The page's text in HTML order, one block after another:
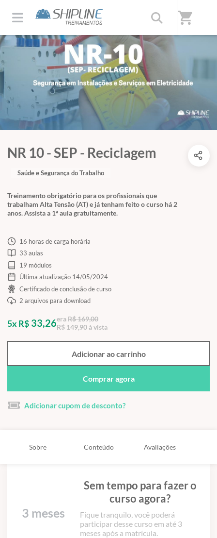
shopping_cart
NR 10 - SEP - Reciclagem
Treinamento obrigatório para os profissionais que
trabalham Alta Tensão (AT) e já tenham feito o curso há 2
anos. Assista a 1ª aula gratuitamente.
Saúde e Segurança do Trabalho
16 horas de carga horária
33 aulas
19 módulos
Última atualização 14/05/2024
Certificado de conclusão de curso
2 arquivos para download
5x R$ 33,26eraR$ 169,00
R$ 149,90 à vista
Adicionar ao carrinho
Comprar agora
Adicionar cupom de desconto?
Sobre Conteúdo Avaliações
3 meses
Sem tempo para fazer o
curso agora?
Fique tranquilo, você poderá
participar desse curso em até 3
meses após a matrícula.